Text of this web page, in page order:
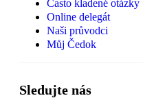
Často kladené otázky
Online delegát
Naši průvodci
Můj Čedok
Sledujte nás